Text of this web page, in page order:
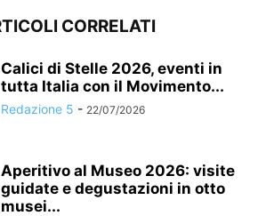
CORRELATI
Calici di Stelle 2026, eventi in
tutta Italia con il Movimento...
Redazione 5 - 22/07/2026
Aperitivo al Museo 2026: visite
guidate e degustazioni in otto
musei...